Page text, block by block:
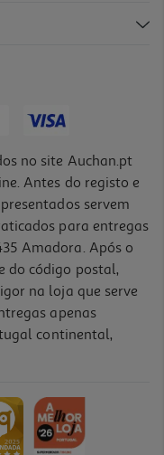
no site Auchan.pt
Antes do registo e
servem
para entregas
Amadora. Após o
do código postal,
na loja que serve
apenas
continental,